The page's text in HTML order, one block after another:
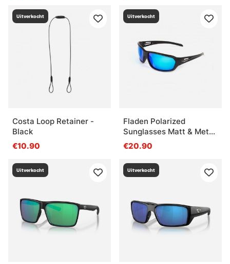
Uitverkocht
Costa Loop Retainer -
Black
€10.90
Uitverkocht
Fladen Polarized
Sunglasses Matt & Metal
Blue Lens
€20.90
Uitverkocht Uitverkocht